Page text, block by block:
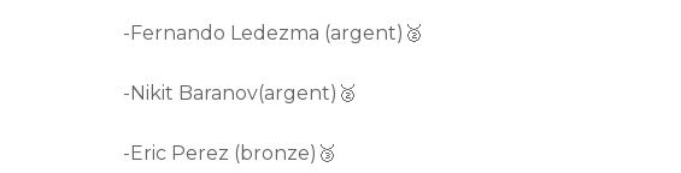
-Fernando Ledezma (argent)🥈
-Nikit Baranov(argent)🥈
-Eric Perez (bronze)🥉